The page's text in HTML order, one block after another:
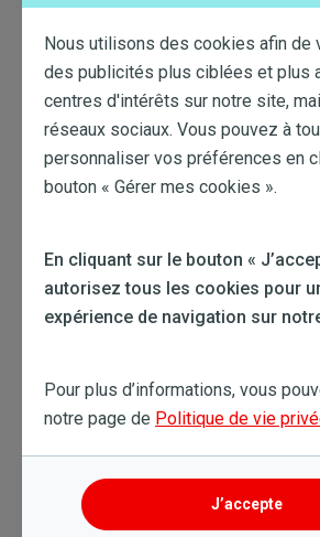
Ce qu´il faut retenir
TVA sur l’électricité et sur
lieu de 21% jusqu’au 30
inclus
Prime unique de 100€ pour
au mazout, au propane ou
Prolongation du tarif social
jusqu’au 30 septembre 2022
Nous utilisons des cookies afin de
des publicités plus ciblées et plus
centres d'intérêts sur notre site,
réseaux sociaux. Vous pouvez à
personnaliser vos préférences en
bouton « Gérer mes cookies ».
En cliquant sur le bouton «
autorisez tous les cookies pour
expérience de navigation sur
Pour plus d’informations, vous
notre page de Politique de vie
J’accepte